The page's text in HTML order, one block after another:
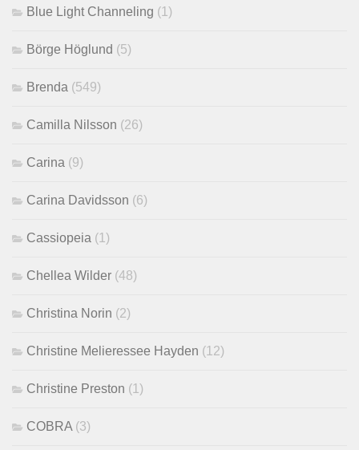
Blue Light Channeling (1)
Börge Höglund (5)
Brenda (549)
Camilla Nilsson (26)
Carina (9)
Carina Davidsson (6)
Cassiopeia (1)
Chellea Wilder (48)
Christina Norin (2)
Christine Melieressee Hayden (12)
Christine Preston (1)
COBRA (3)